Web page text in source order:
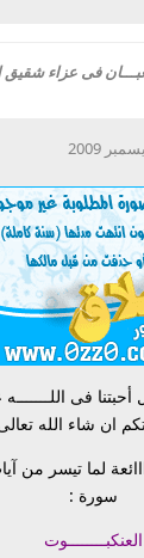
فى
ان شاء الله
لما تيسر من
سورة :
العنكبــــــــوت